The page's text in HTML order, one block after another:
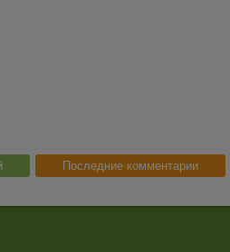
Последние комментарии